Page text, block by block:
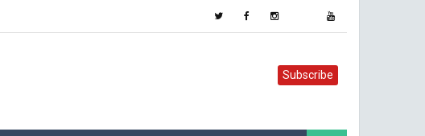
Subscribe